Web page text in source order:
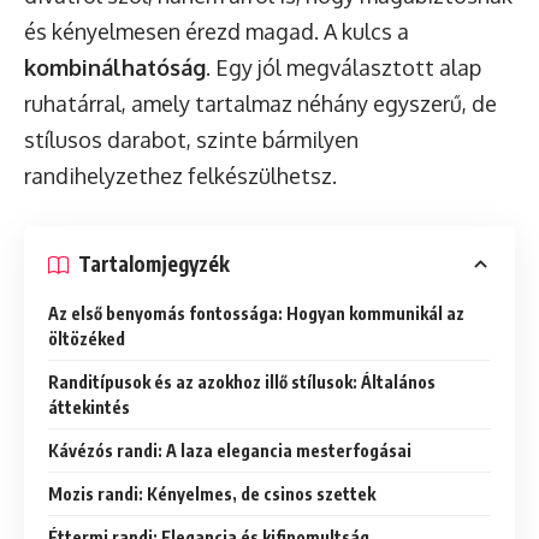
és kényelmesen érezd magad. A kulcs a
kombinálhatóság. Egy jól megválasztott alap
ruhatárral, amely tartalmaz néhány egyszerű, de
stílusos darabot, szinte bármilyen
randihelyzethez felkészülhetsz.
Tartalomjegyzék
Az első benyomás fontossága: Hogyan kommunikál az
öltözéked
Randitípusok és az azokhoz illő stílusok: Általános
áttekintés
Kávézós randi: A laza elegancia mesterfogásai
Mozis randi: Kényelmes, de csinos szettek